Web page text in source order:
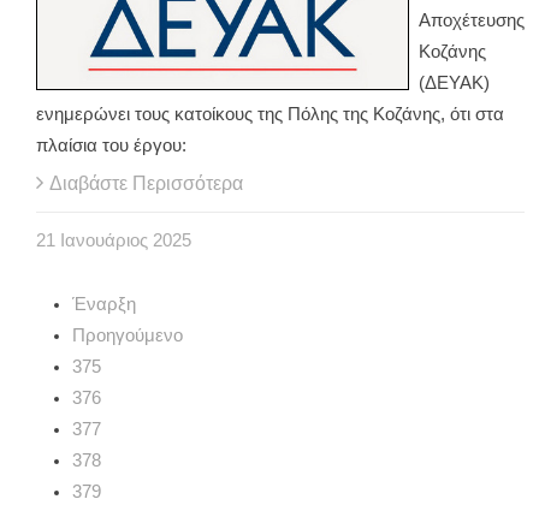
Αποχέτευσης
Κοζάνης
(ΔΕΥΑΚ)
ενημερώνει τους κατοίκους της Πόλης της Κοζάνης, ότι στα
πλαίσια του έργου:
Διαβάστε Περισσότερα
21 Ιανουάριος 2025
Έναρξη
Προηγούμενο
375
376
377
378
379